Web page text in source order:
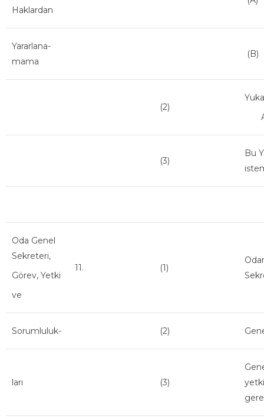
Haklardan
Yararlana-
mama
(B)
(2)
(3)
Bu
Oda Genel
Sekreteri,
Görev, Yetki
ve
11. (1)
Sorumluluk- (2)
ları (3)